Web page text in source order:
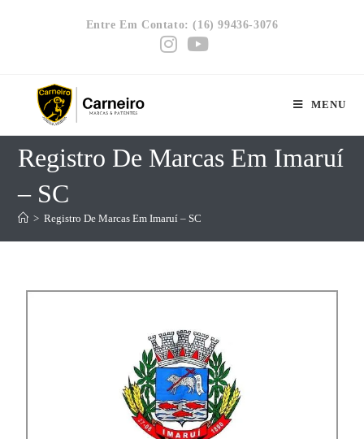
Entre Em Contato: (16) 99436-3076
MENU
Registro De Marcas Em Imaruí
– SC
> Registro De Marcas Em Imaruí – SC